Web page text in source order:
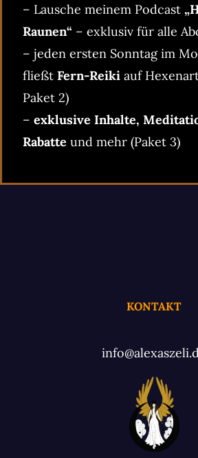
– Lausche meinem Podcast
Raunen“ – exklusiv für alle
– jeden ersten Sonntag im
fließt Fern-Reiki auf
Paket 2)
– exklusive Inhalte,
Rabatte und mehr (Paket 3)
KONTAKT